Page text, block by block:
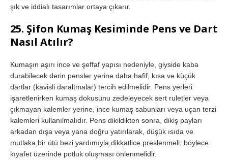
şık ve iddialı tasarımlar ortaya çıkarır.
25. Şifon Kumaş Kesiminde Pens ve Dart
Nasıl Atılır?
Kumaşın aşırı ince ve şeffaf yapısı nedeniyle, giyside kaba
durabilecek derin pensler yerine daha hafif, kısa ve küçük
dartlar (kavisli daraltmalar) tercih edilmelidir. Pens yerleri
işaretlenirken kumaş dokusunu zedeleyecek sert ruletler veya
çıkmayan kalemler yerine, ince kumaş sabunları veya uçan terzi
kalemleri kullanılmalıdır. Pens dikildikten sonra, dikiş payları
arkadan dışa veya yana doğru yatırılarak, düşük ısıda ve
mutlaka bir ütü bezi yardımıyla dikkatlice preslenmeli; böylece
kıyafet üzerinde potluk oluşması önlenmelidir.